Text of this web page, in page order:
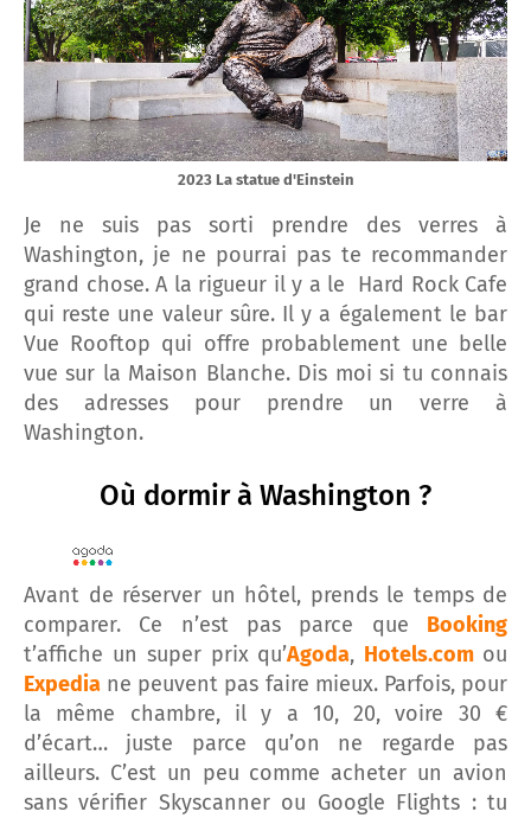
2023 La statue d'Einstein
Je ne suis pas sorti prendre des verres à
Washington, je ne pourrai pas te recommander
grand chose. A la rigueur il y a le Hard Rock Cafe
qui reste une valeur sûre. Il y a également le bar
Vue Rooftop qui offre probablement une belle
vue sur la Maison Blanche. Dis moi si tu connais
des adresses pour prendre un verre à
Washington.
Où dormir à Washington ?
Avant de réserver un hôtel, prends le temps de
comparer. Ce n’est pas parce que Booking
t’affiche un super prix qu’Agoda, Hotels.com ou
Expedia ne peuvent pas faire mieux. Parfois, pour
la même chambre, il y a 10, 20, voire 30 €
d’écart… juste parce qu’on ne regarde pas
ailleurs. C’est un peu comme acheter un avion
sans vérifier Skyscanner ou Google Flights : tu